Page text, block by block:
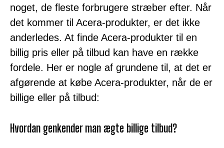
noget, de fleste forbrugere stræber efter. Når
det kommer til Acera-produkter, er det ikke
anderledes. At finde Acera-produkter til en
billig pris eller på tilbud kan have en række
fordele. Her er nogle af grundene til, at det er
afgørende at købe Acera-produkter, når de er
billige eller på tilbud:
Hvordan genkender man ægte billige tilbud?